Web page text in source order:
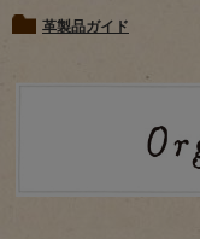
革製品ガイド